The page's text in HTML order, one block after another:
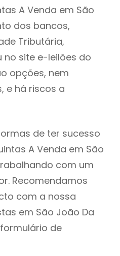
A Venda em São
dos bancos,
Tributária,
no site e-leilões do
opções, nem
e há riscos a
de ter sucesso
A Venda em São
com um
Recomendamos
com a nossa
em São João Da
de